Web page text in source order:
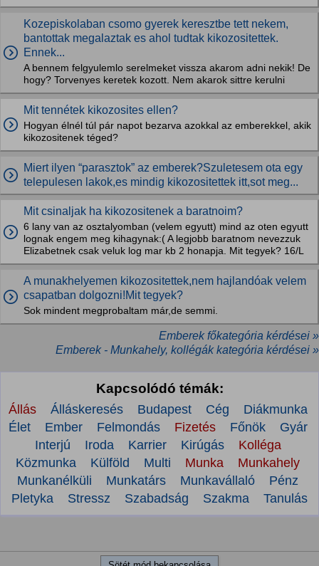
Kozepiskolaban csomo gyerek keresztbe tett nekem,
bantottak megalaztak es ahol tudtak kikozositettek.
Ennek...
A bennem felgyulemlo serelmeket vissza akarom adni nekik! De
hogy? Torvenyes keretek kozott. Nem akarok sittre kerulni
Mit tennétek kikozosites ellen?
Hogyan élnél túl pár napot bezarva azokkal az emberekkel, akik
kikozositenek téged?
Miert ilyen “parasztok” az emberek?Szuletesem ota egy
telepulesen lakok,es mindig kikozositettek itt,sot meg...
Mit csinaljak ha kikozositenek a baratnoim?
6 lany van az osztalyomban (velem egyutt) mind az oten egyutt
lognak engem meg kihagynak:( A legjobb baratnom nevezzuk
Elizabetnek csak veluk log mar kb 2 honapja. Mit tegyek? 16/L
A munakhelyemen kikozositettek,nem hajlandóak velem
csapatban dolgozni!Mit tegyek?
Sok mindent megprobaltam már,de semmi.
Emberek főkategória kérdései »
Emberek - Munkahely, kollégák kategória kérdései »
Kapcsolódó témák:
Állás Álláskeresés Budapest Cég
Diákmunka
Élet
Ember Felmondás Fizetés Főnök
Gyár
Interjú
Iroda Karrier Kirúgás
Kolléga
Közmunka
Külföld Multi Munka
Munkahely
Munkanélküli
Munkatárs Munkavállaló
Pénz
Pletyka
Stressz Szabadság Szakma Tanulás